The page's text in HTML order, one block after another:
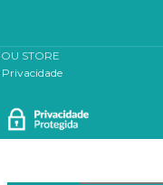
STORE